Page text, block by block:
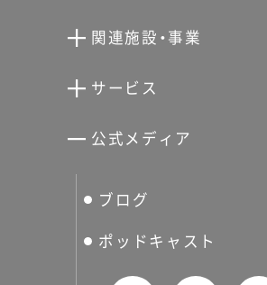
向井潤吉アトリエ館
分館スケジュール
関連施設・事業
世田谷文学館
せたおん
サービス
せたがやアーツカード
友の会
公式メディア
ブログ
ポッドキャスト